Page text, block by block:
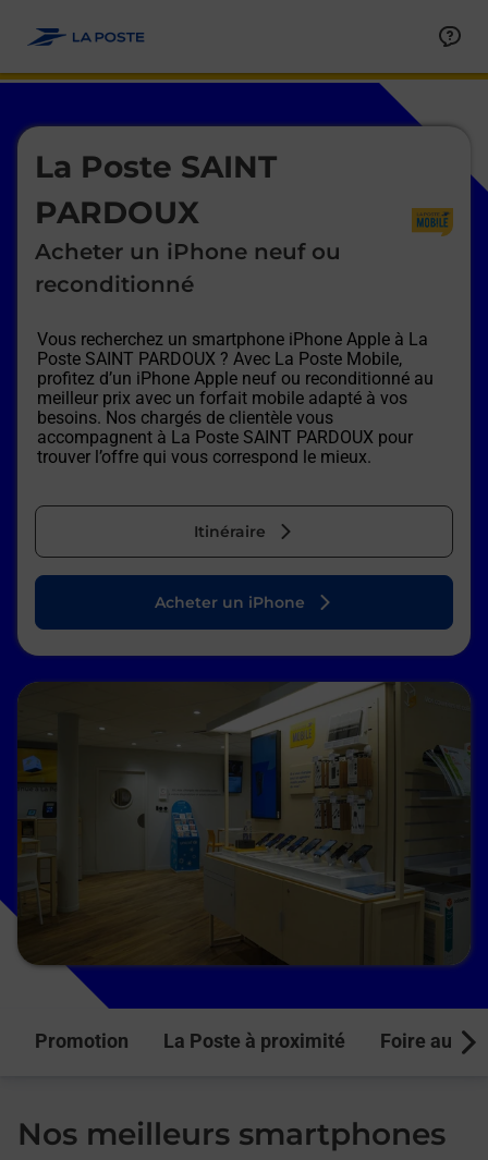
La Poste SAINT
PARDOUX
Acheter un iPhone neuf ou
reconditionné
Vous recherchez un smartphone iPhone Apple à La
Poste SAINT PARDOUX ? Avec La Poste Mobile,
profitez d’un iPhone Apple neuf ou reconditionné au
meilleur prix avec un forfait mobile adapté à vos
besoins. Nos chargés de clientèle vous
accompagnent à La Poste SAINT PARDOUX pour
trouver l’offre qui vous correspond le mieux.
Itinéraire
Le lien s'ouvre dans un nouvel onglet
Acheter un iPhone
Promotion La Poste à proximité Foire aux
Nos meilleurs smartphones